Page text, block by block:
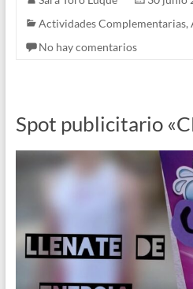
Actividades Complementarias,
No hay comentarios
Spot publicitario